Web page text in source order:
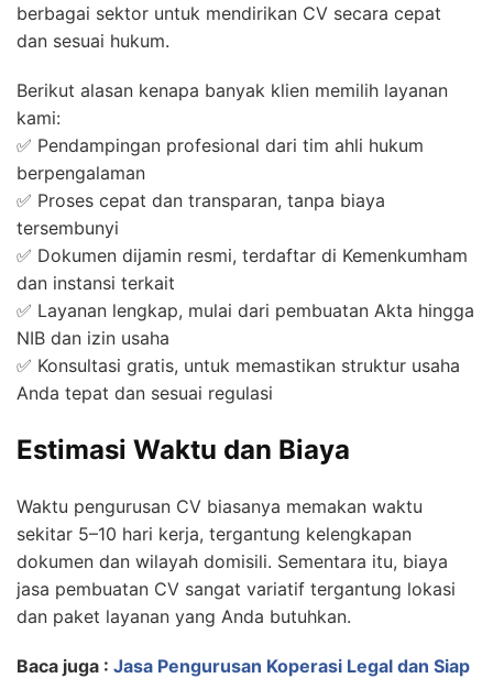
berbagai sektor untuk mendirikan CV secara cepat
dan sesuai hukum.
Berikut alasan kenapa banyak klien memilih layanan
kami:
✅ Pendampingan profesional dari tim ahli hukum
berpengalaman
✅ Proses cepat dan transparan, tanpa biaya
tersembunyi
✅ Dokumen dijamin resmi, terdaftar di Kemenkumham
dan instansi terkait
✅ Layanan lengkap, mulai dari pembuatan Akta hingga
NIB dan izin usaha
✅ Konsultasi gratis, untuk memastikan struktur usaha
Anda tepat dan sesuai regulasi
Estimasi Waktu dan Biaya
Waktu pengurusan CV biasanya memakan waktu
sekitar 5–10 hari kerja, tergantung kelengkapan
dokumen dan wilayah domisili. Sementara itu, biaya
jasa pembuatan CV sangat variatif tergantung lokasi
dan paket layanan yang Anda butuhkan.
Baca juga : Jasa Pengurusan Koperasi Legal dan Siap